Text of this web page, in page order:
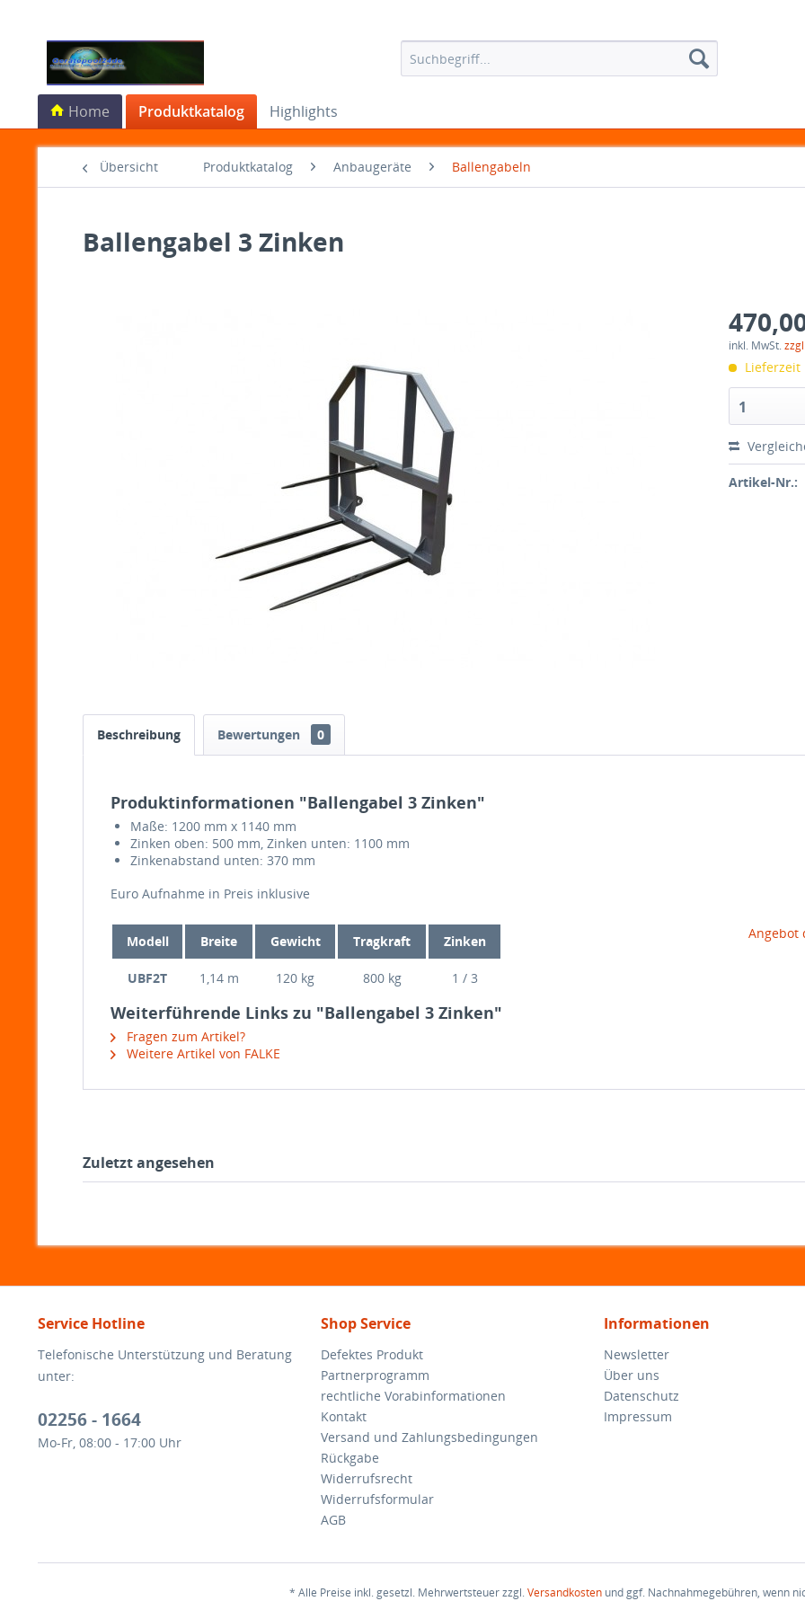
Home Produktkatalog Highlights
Übersicht Produktkatalog Anbaugeräte Ballengabeln
Ballengabel 3 Zinken
inkl. MwSt.
Lieferzeit
1
Artikel-Nr.:
Beschreibung Bewertungen 0
Produktinformationen "Ballengabel 3 Zinken"
Maße: 1200 mm x 1140 mm
Zinken oben: 500 mm, Zinken unten: 1100 mm
Zinkenabstand unten: 370 mm
Euro Auf­nahme in Preis inklusive
Modell Breite Gewicht Tragkraft Zinken
UBF2T 1,14 m 120 kg 800 kg 1 / 3
Angebot
Weiterführende Links zu "Ballengabel 3 Zinken"
Fragen zum Artikel?
Weitere Artikel von FALKE
Zuletzt angesehen
Service Hotline
Telefonische Unterstützung und Beratung
unter:
02256 - 1664
Mo-Fr, 08:00 - 17:00 Uhr
Shop Service
Defektes Produkt
Partnerprogramm
rechtliche Vorabinformationen
Kontakt
Versand und Zahlungsbedingungen
Rückgabe
Widerrufsrecht
Widerrufsformular
AGB
Informationen
Newsletter
Über uns
Datenschutz
Impressum
* Alle Preise inkl. gesetzl. Mehrwertsteuer zzgl.Versandkostenund ggf. Nachnahmegebühren, wenn